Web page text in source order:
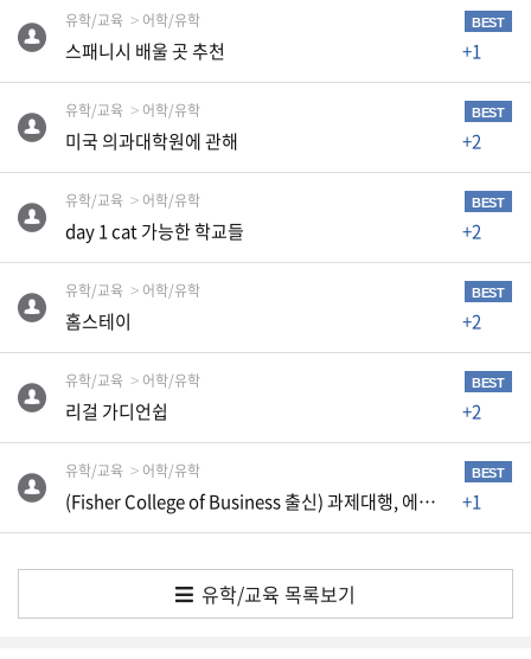
택
서
비
가
칼
럼
미
활
TIP
질
문
유학/교육 어학/유학 BEST
스패니시 배울 곳 추천 +1
유학/교육 어학/유학 BEST
미국 의과대학원에 관해 +2
유학/교육 어학/유학 BEST
day 1 cat 가능한 학교들 +2
유학/교육 어학/유학 BEST
홈스테이 +2
유학/교육 어학/유학 BEST
리걸 가디언쉽 +2
유학/교육 어학/유학 BEST
(Fisher College of Business 출신) 과제대행, 에세이 에디팅 및 대필합니다. +1
유학/교육 목록보기